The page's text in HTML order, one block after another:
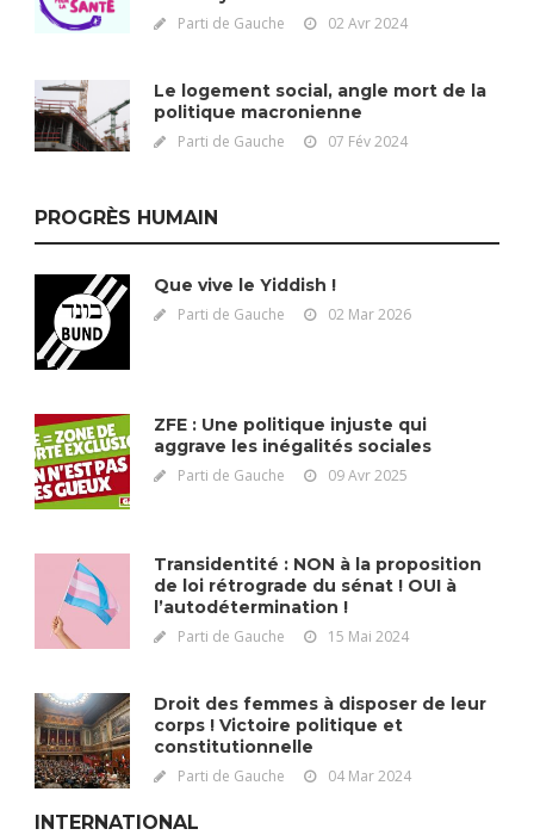
Parti de Gauche 02 Avr 2024
Le logement social, angle mort de la
politique macronienne
Parti de Gauche 07 Fév 2024
PROGRÈS HUMAIN
Que vive le Yiddish !
Parti de Gauche 02 Mar 2026
ZFE : Une politique injuste qui
aggrave les inégalités sociales
Parti de Gauche 09 Avr 2025
Transidentité : NON à la proposition
de loi rétrograde du sénat ! OUI à
l’autodétermination !
Parti de Gauche 15 Mai 2024
Droit des femmes à disposer de leur
corps ! Victoire politique et
constitutionnelle
Parti de Gauche 04 Mar 2024
INTERNATIONAL